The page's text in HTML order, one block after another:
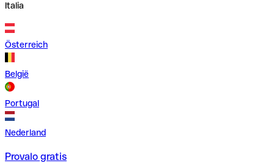
Italia
Österreich
België
Portugal
Nederland
Provalo gratis